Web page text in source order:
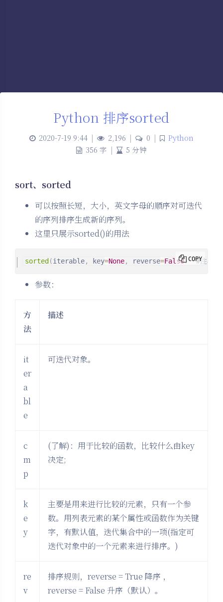
Python 排序sorted
2020-7-19 9:44 | 2,196 | 0 |
Python
356 字 | 5 分钟
sort、sorted
可以按照长短，大小，英文字母的顺序对可迭代
的序列排序生成新的序列。
这里只展示sorted()的用法
sorted (iterable, key=None, reverse=False) #注在
COPY
参数：
方
法
描述
it
er
a
bl
e
可迭代对象。
c
m
p
(了解)：用于比较的函数，比较什么由key
决定;
k
e
y
主要是用来进行比较的元素，只有一个参
数。用列表元素的某个属性或函数作为关键
字，有默认值，迭代集合中的一项(指定可
迭代对象中的一个元素来进行排序。)
re
v
排序规则，reverse = True 降序 ，
reverse = False 升序（默认）。